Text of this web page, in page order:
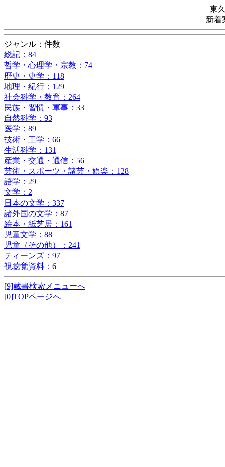
東
新着
ジャンル：件数
総記：84
哲学・心理学・宗教：74
歴史・史学：118
地理・紀行：129
社会科学・教育：264
民族・習慣・軍事：33
自然科学：93
医学：89
技術・工学：66
生活科学：131
産業・交通・通信：56
芸術・スポーツ・諸芸・娯楽：128
語学：29
文学：2
日本の文学：337
諸外国の文学：87
絵本・紙芝居：161
児童文学：88
児童（その他）：241
ティーンズ：97
視聴覚資料：6
[9]蔵書検索メニューへ
[0]TOPページへ